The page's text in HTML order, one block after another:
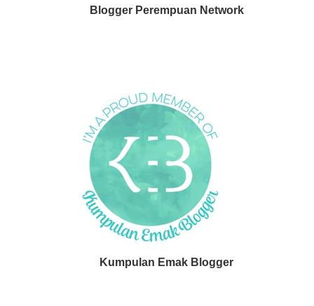
Blogger Perempuan Network
Kumpulan Emak Blogger